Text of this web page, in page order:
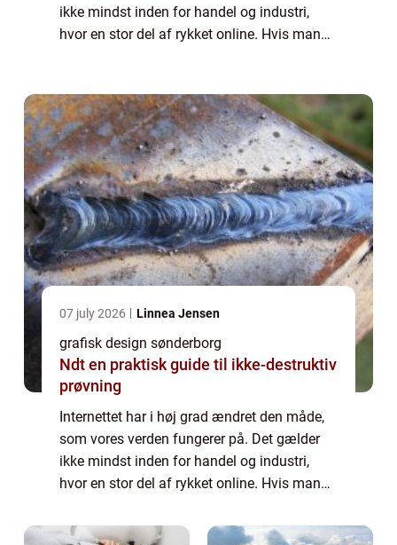
ikke mindst inden for handel og industri,
hvor en stor del af rykket online. Hvis man
07 july 2026 Linnea Jensen
grafisk design sønderborg
Ndt en praktisk guide til ikke-destruktiv
prøvning
Internettet har i høj grad ændret den måde,
som vores verden fungerer på. Det gælder
ikke mindst inden for handel og industri,
hvor en stor del af rykket online. Hvis man